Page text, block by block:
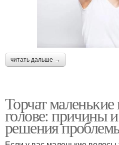
читать дальше →
Торчат
голове: причины
решения